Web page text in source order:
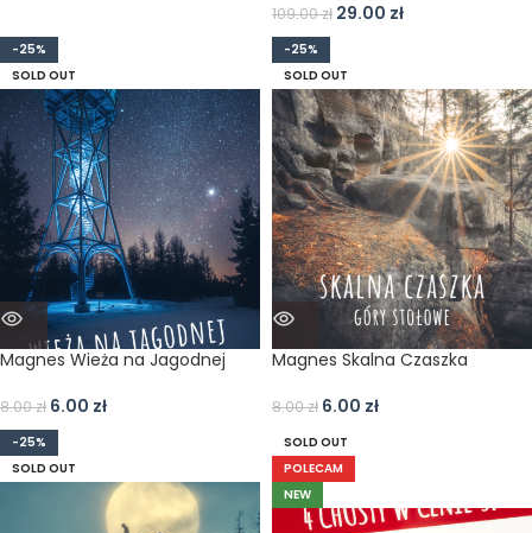
109.00zł 29.00 zł
-25%
SOLD OUT
Magnes Wieża na Jagodnej
8.00zł 6.00 zł
-25%
SOLD OUT
Magnes Skalna Czaszka
8.00zł 6.00 zł
-25%
SOLD OUT
SOLD OUT
POLECAM
NEW